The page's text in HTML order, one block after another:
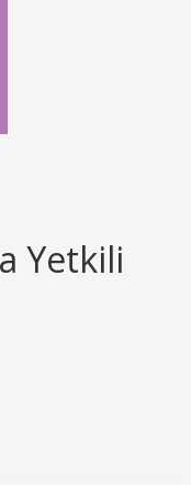
Yetkili